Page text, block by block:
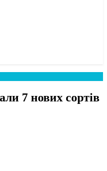
7 нових сортів